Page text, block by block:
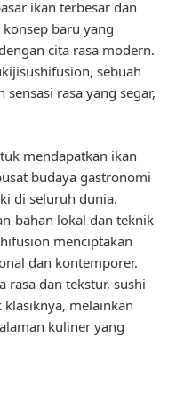
ikan terbesar dan
baru yang
cita rasa modern.
sebuah
rasa yang segar,
mendapatkan ikan
budaya gastronomi
di seluruh dunia.
bahan lokal dan teknik
menciptakan
dan kontemporer.
rasa dan tekstur, sushi
melainkan
kuliner yang